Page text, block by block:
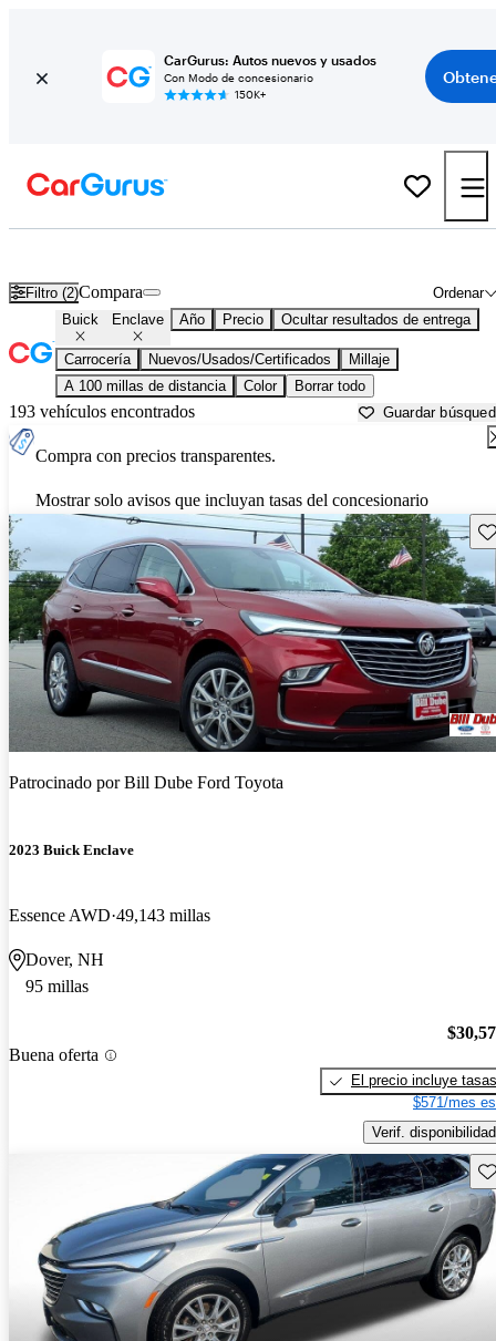
CarGurus: Autos nuevos y usados
Con Modo de concesionario
150K+
Filtro (2) Ordenar
Compara
Buick Enclave Año Precio Ocultar resultados de entrega
Carrocería Nuevos/Usados/Certificados
Millaje
A 100 millas de distancia
Color Borrar todo
193 vehículos encontrados Guardar
Compra con precios transparentes.
Mostrar solo avisos que incluyan tasas del concesionario
Patrocinado porBill Dube Ford Toyota
2023 Buick Enclave
Essence AWD 49,143 millas
Dover, NH
95 millas
Buena oferta
El precio incluye tasas
$571/mes
Verif. disponibilidad